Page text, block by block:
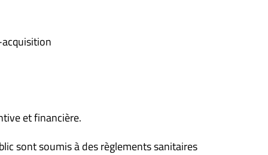
et financière.
sont soumis à des règlements sanitaires